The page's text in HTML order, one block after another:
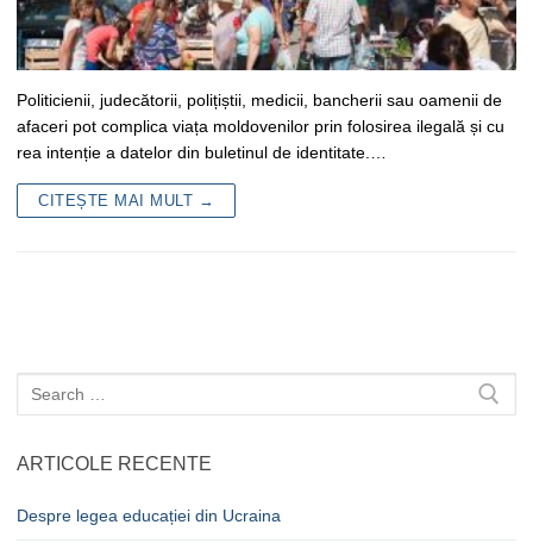
Politicienii, judecătorii, polițiștii, medicii, bancherii sau oamenii de
afaceri pot complica viața moldovenilor prin folosirea ilegală și cu
rea intenție a datelor din buletinul de identitate.…
CITEȘTE MAI MULT →
Caută
după:
ARTICOLE RECENTE
Despre legea educației din Ucraina